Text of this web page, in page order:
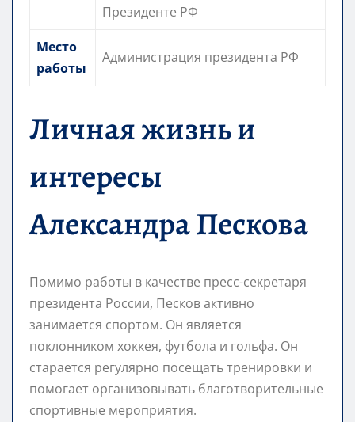
Президенте РФ
Место
работы
Администрация президента РФ
Личная жизнь и
интересы
Александра Пескова
Помимо работы в качестве пресс-секретаря
президента России, Песков активно
занимается спортом. Он является
поклонником хоккея, футбола и гольфа. Он
старается регулярно посещать тренировки и
помогает организовывать благотворительные
спортивные мероприятия.